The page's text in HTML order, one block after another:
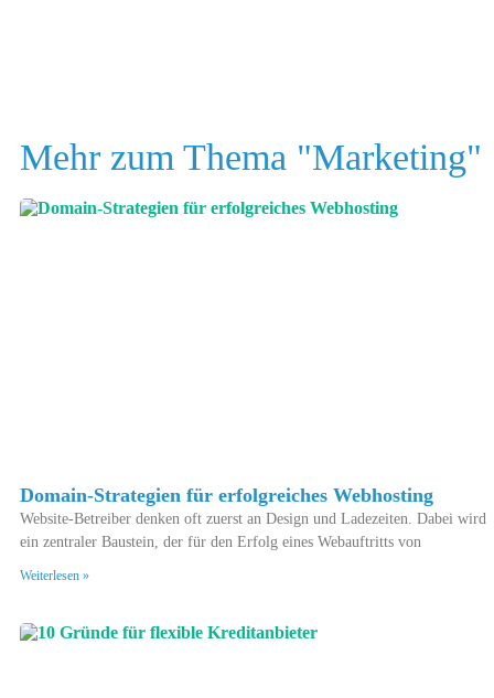
Mehr zum Thema "Marketing"
Domain-Strategien für erfolgreiches Webhosting
Website-Betreiber denken oft zuerst an Design und Ladezeiten. Dabei wird
ein zentraler Baustein, der für den Erfolg eines Webauftritts von
Weiterlesen »